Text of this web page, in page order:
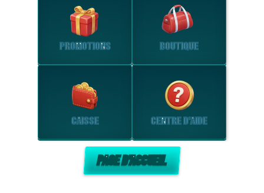
PROMOTIONS BOUTIQUE
CAISSE CENTRE D'AIDE
PAGE D'ACCUEIL